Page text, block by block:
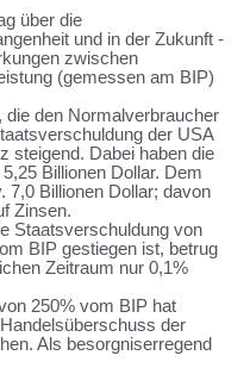
über die
und in der Zukunft -
zwischen
(gemessen am BIP)
die den Normalverbraucher
der USA
steigend. Dabei haben die
Billionen Dollar. Dem
7,0 Billionen Dollar; davon
Zinsen.
Staatsverschuldung von
BIP gestiegen ist, betrug
Zeitraum nur 0,1%
250% vom BIP hat
der
Als besorgniserregend